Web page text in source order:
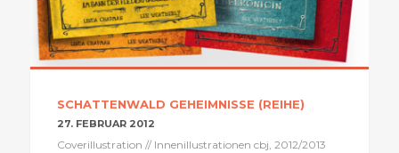
SCHATTENWALD GEHEIMNISSE (REIHE)
27. FEBRUAR 2012
Coverillustration // Innenillustrationen cbj, 2012/2013